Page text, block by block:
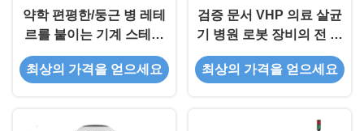
약학 편평한/둥근 병 레테
르를 붙이는 기계 스테인
리스 304
최상의 가격을 얻으세요
검증 문서 VHP 의료 살균
기 병원 로봇 장비의 전 세
트
최상의 가격을 얻으세요